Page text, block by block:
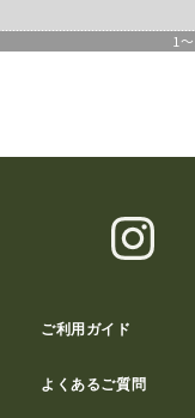
1 ～
ご利用ガイド
よくあるご質問